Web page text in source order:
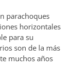
parachoques
horizontales
para su
son de la más
muchos años